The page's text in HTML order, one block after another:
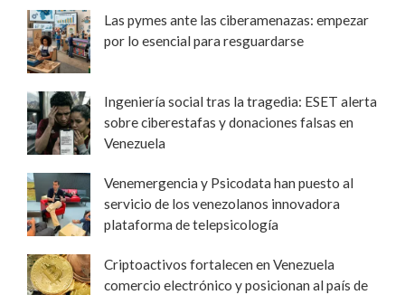
Las pymes ante las ciberamenazas: empezar
por lo esencial para resguardarse
Ingeniería social tras la tragedia: ESET alerta
sobre ciberestafas y donaciones falsas en
Venezuela
Venemergencia y Psicodata han puesto al
servicio de los venezolanos innovadora
plataforma de telepsicología
Criptoactivos fortalecen en Venezuela
comercio electrónico y posicionan al país de